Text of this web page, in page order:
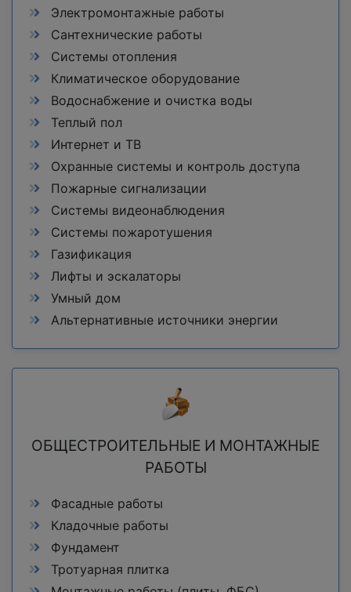
Электромонтажные работы
Сантехнические работы
Системы отопления
Климатическое оборудование
Водоснабжение и очистка воды
Теплый пол
Интернет и ТВ
Охранные системы и контроль доступа
Пожарные сигнализации
Системы видеонаблюдения
Системы пожаротушения
Газификация
Лифты и эскалаторы
Умный дом
Альтернативные источники энергии
ОБЩЕСТРОИТЕЛЬНЫЕ И МОНТАЖНЫЕ
РАБОТЫ
Фасадные работы
Кладочные работы
Фундамент
Тротуарная плитка